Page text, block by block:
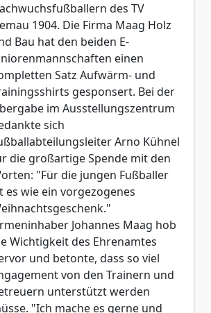
des TV
1904. Die Firma Maag Holz
Bau hat den beiden E-
einen
Satz Aufwärm- und
gesponsert. Bei der
im Ausstellungszentrum
sich
Arno Kühnel
die großartige Spende mit den
"Für die jungen Fußballer
es wie ein vorgezogenes
Johannes Maag hob
Wichtigkeit des Ehrenamtes
und betonte, dass so viel
von den Trainern und
unterstützt werden
"Ich mache es gerne und